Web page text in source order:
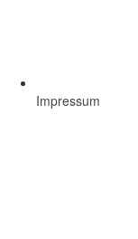
Impressum